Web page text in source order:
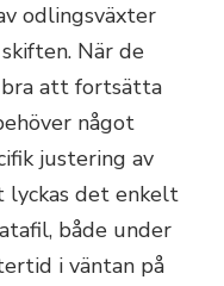
odlingsväxter
När de
att fortsätta
något
justering av
lyckas det enkelt
både under
i väntan på